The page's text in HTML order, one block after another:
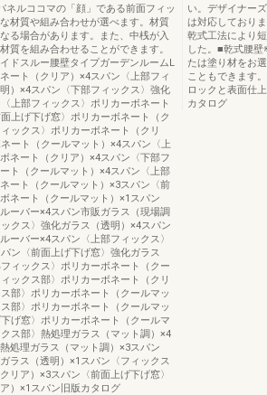
ネルココマの「顔」である前面フィッ
材質や組み合わせが選べます。材質
る場合があります。また、中桟が入
質を組み合わせることができます。
ドスルー腰壁タイプガーデンルームL
ート（クリア）×4スパン〈上部フィ
）×4スパン〈下部フィックス〉強化
上部フィックス〉ポリカーボネート
上げ下げ窓〉ポリカーボネート（ク
ックス〉ポリカーボネート（クリ
ート（クールマット）×4スパン〈上
ネート（クリア）×4スパン〈下部フ
ト（クールマット）×4スパン〈上部
ート（クールマット）×3スパン〈前
ネート（クールマット）×1スパン
ーバー×4スパン市販ガラス（現場調
クス〉強化ガラス（透明）×4スパン
ーバー×4スパン〈上部フィックス〉
ン〈前面上げ下げ窓〉強化ガラス
フィックス〉ポリカーボネート（クー
ックス部〉ポリカーボネート（クリ
部〉ポリカーボネート（クールマッ
部〉ポリカーボネート（クールマッ
げ窓〉ポリカーボネート（クールマ
ス部〉熱処理ガラス（マット調）×4
処理ガラス（マット調）×3スパン
ラス（透明）×1スパン〈フィックス
リア）×3スパン〈前面上げ下げ窓〉
）×1スパン旧版カタログ
い。デザイナー
は対応しており
乾式工法により
した。■乾式腰
たは塗り材をお
こともできます
ロックと表面仕
カタログ